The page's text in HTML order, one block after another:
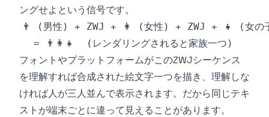
ングせよという信号です。
フォントやプラットフォームがこのZWJシーケンス
を理解すれば合成された絵文字一つを描き、理解しな
ければ人が三人並んで表示されます。だから同じテキ
ストが端末ごとに違って見えることがあります。